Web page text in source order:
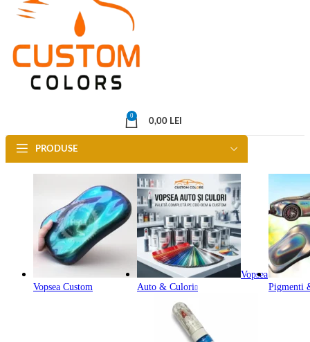
0
0,00 LEI
PRODUSE
Vopsea Custom
Vopsea
Auto & Culori
Pigmenti